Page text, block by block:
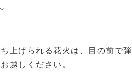
上げられる花火は、目の前で弾
越しください。